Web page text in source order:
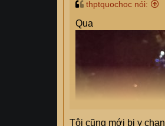
thptquochoc nói:
Qua
Tôi cũng mới bị y